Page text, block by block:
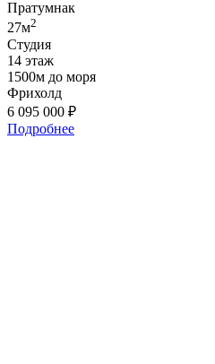
Пратумнак
27м2
Студия
14 этаж
1500м до моря
Фрихолд
6 095 000 ₽
Подробнее